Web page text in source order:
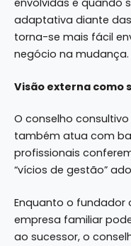
envolvidas e quando
adaptativa diante
torna-se mais fácil
negócio na mudança.
Visão externa como
O conselho
também atua com
profissionais
“vícios de gestão”
Enquanto o fundador
empresa familiar
ao sucessor, o